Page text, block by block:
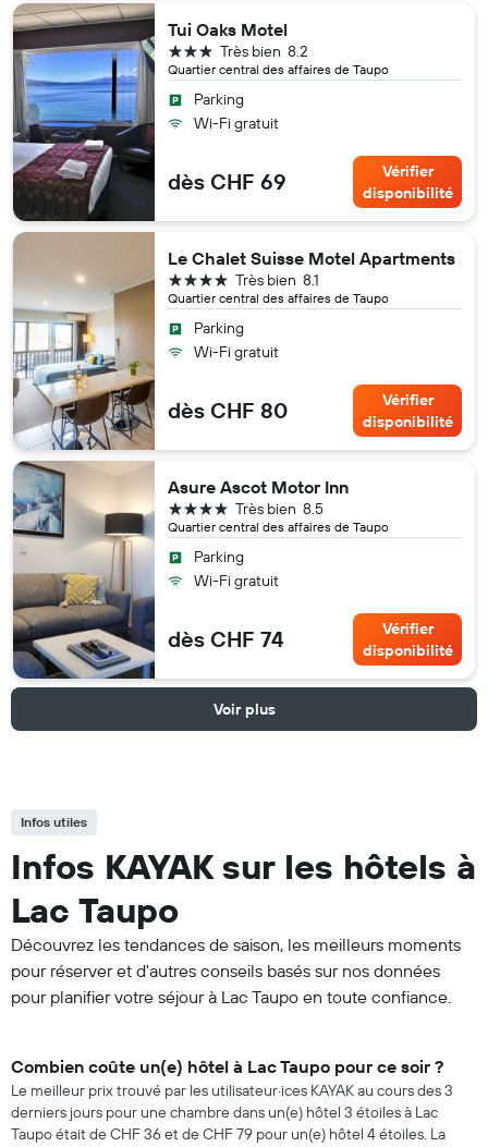
Tui Oaks Motel
Quartier central des affaires de Taupo
8.2
Très bien
3 étoiles
Parking
Wi-Fi gratuit
dès CHF 69
Vérifier
disponibilité
Le Chalet Suisse Motel Apartments
Quartier central des affaires de Taupo
8.1
Très bien
4 étoiles
Parking
Wi-Fi gratuit
dès CHF 80
Vérifier
disponibilité
Asure Ascot Motor Inn
Quartier central des affaires de Taupo
8.5
Très bien
4 étoiles
Parking
Wi-Fi gratuit
dès CHF 74
Vérifier
disponibilité
Voir plus
Infos utiles
Infos KAYAK sur les hôtels à
Lac Taupo
Découvrez les tendances de saison, les meilleurs moments
pour réserver et d'autres conseils basés sur nos données
pour planifier votre séjour à Lac Taupo en toute confiance.
Combien coûte un(e) hôtel à Lac Taupo pour ce soir ?
Le meilleur prix trouvé par les utilisateur·ices KAYAK au cours des 3
derniers jours pour une chambre dans un(e) hôtel 3 étoiles à Lac
Taupo était de CHF 36 et de CHF 79 pour un(e) hôtel 4 étoiles. La